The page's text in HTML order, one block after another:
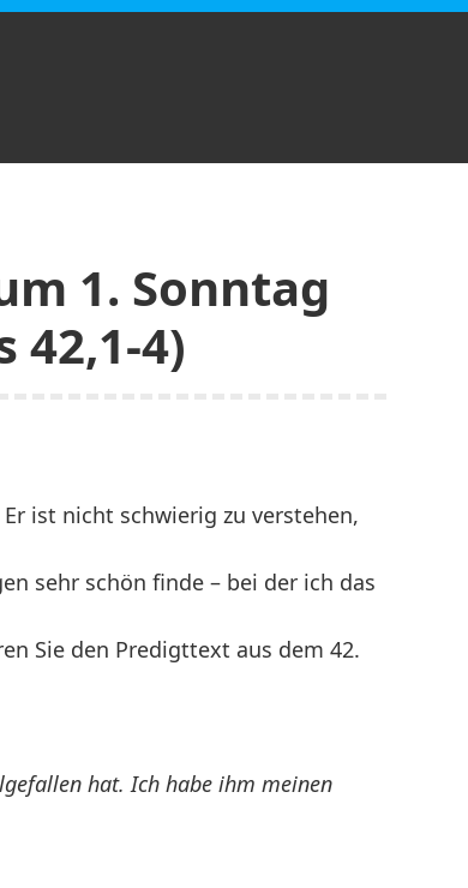
1. Sonntag
42,1-4)
ist nicht schwierig zu verstehen,
sehr schön finde – bei der ich das
Sie den Predigttext aus dem 42.
hat. Ich habe ihm meinen